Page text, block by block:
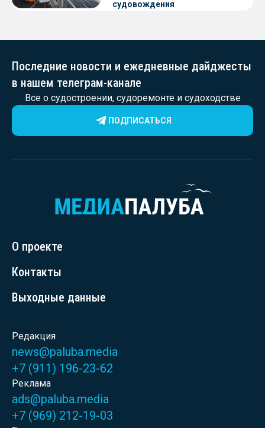
судовождения
Последние новости и ежедневные дайджесты
в нашем телеграм-канале
Все о судостроении, судоремонте и судоходстве
ПОДПИСАТЬСЯ
О проекте
Контакты
Выходные данные
Редакция
news@paluba.media
+7 (911) 196-23-62
Реклама
ads@paluba.media
+7 (969) 212-19-03